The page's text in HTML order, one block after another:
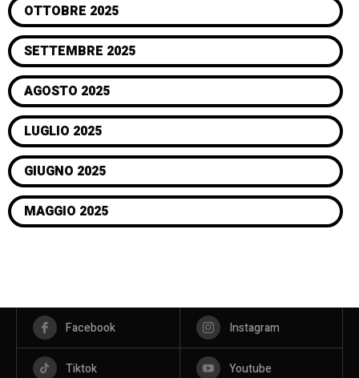
OTTOBRE 2025
SETTEMBRE 2025
AGOSTO 2025
LUGLIO 2025
GIUGNO 2025
MAGGIO 2025
Facebook Instagram
Tiktok Youtube